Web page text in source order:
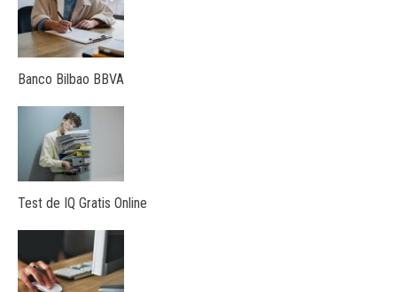
Banco Bilbao BBVA
Test de IQ Gratis Online